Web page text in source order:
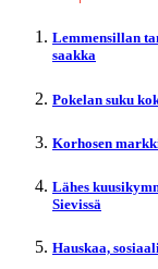
Lemmensillan
saakka
Pokelan suku
Korhosen
Lähes
Sievissä
Hauskaa,